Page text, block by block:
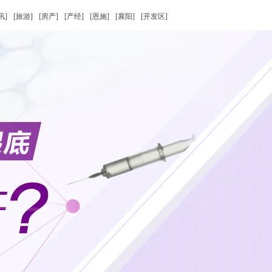
] [旅游] [房产] [产经] [恩施] [襄阳] [开发区]